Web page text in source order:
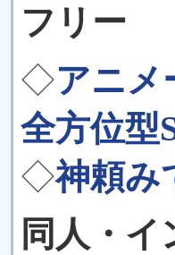
フリー
◇アニメ
全方位型
◇神頼み
同人・イ